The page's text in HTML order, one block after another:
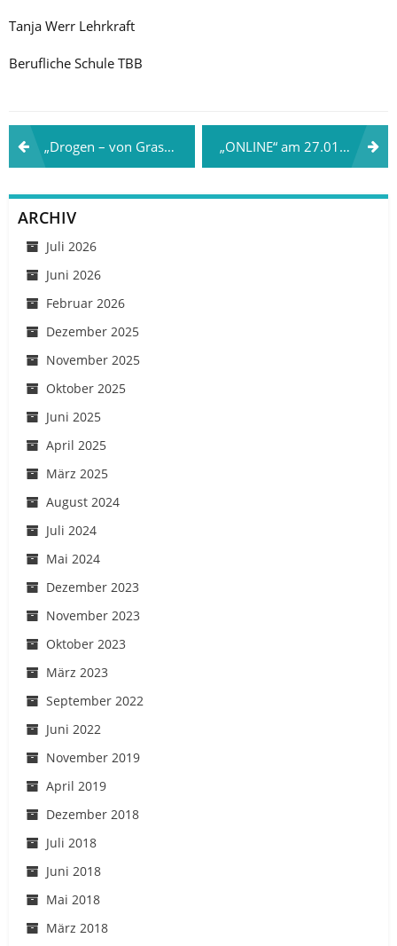
Tanja Werr Lehrkraft
Berufliche Schule TBB
Beitragsnavigation
„Drogen – von Gras zu Crystal“ am 04.09.2025 in Salzhemmendorf mit Anna Luca Nopens und Laleh Iran Doosti „ONLINE“ am 27.01.2026 in Hamburg mit Bastienne Elsner und Eva Schabram
ARCHIV
Juli 2026
Juni 2026
Februar 2026
Dezember 2025
November 2025
Oktober 2025
Juni 2025
April 2025
März 2025
August 2024
Juli 2024
Mai 2024
Dezember 2023
November 2023
Oktober 2023
März 2023
September 2022
Juni 2022
November 2019
April 2019
Dezember 2018
Juli 2018
Juni 2018
Mai 2018
März 2018